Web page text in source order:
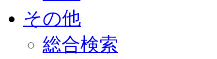
その他
総合検索